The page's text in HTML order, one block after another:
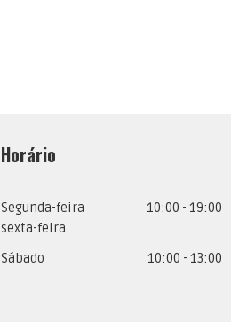
Horário
Segunda-feira
sexta-feira
10:00 - 19:00
Sábado 10:00 - 13:00